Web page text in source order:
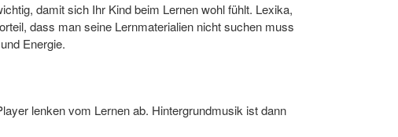
damit sich Ihr Kind beim Lernen wohl fühlt. Lexika,
dass man seine Lernmaterialien nicht suchen muss
Energie.
lenken vom Lernen ab. Hintergrundmusik ist dann